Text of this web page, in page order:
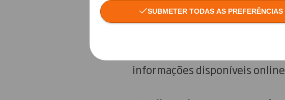
Perante estes números, são
fazer o que é correto. Já não
informações disponíveis